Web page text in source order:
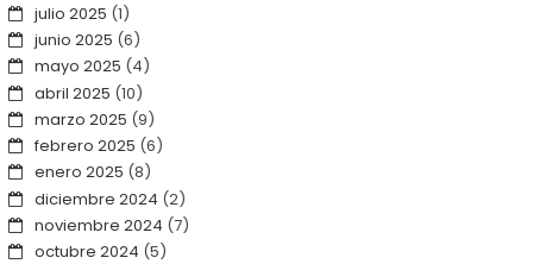
julio 2025 (1)
junio 2025 (6)
mayo 2025 (4)
abril 2025 (10)
marzo 2025 (9)
febrero 2025 (6)
enero 2025 (8)
diciembre 2024 (2)
noviembre 2024 (7)
octubre 2024 (5)